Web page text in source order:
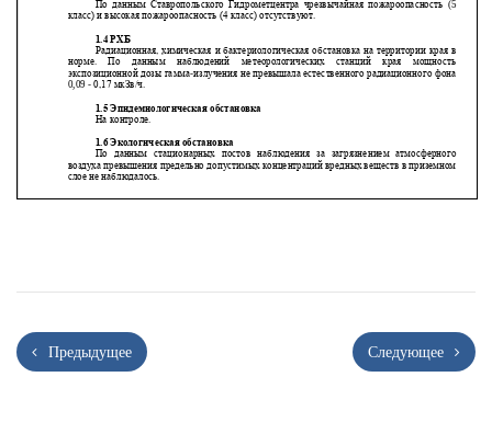
Предыдущее Следующее